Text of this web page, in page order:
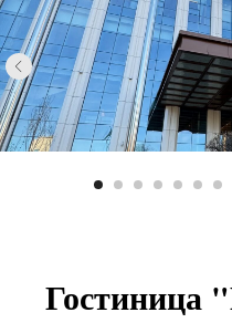
Гостиница